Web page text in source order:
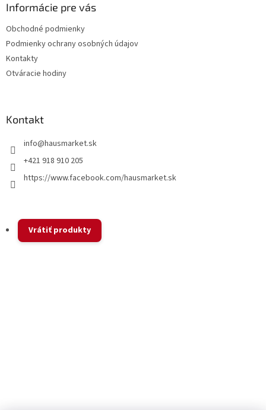
Informácie pre vás
Obchodné podmienky
Podmienky ochrany osobných údajov
Kontakty
Otváracie hodiny
Kontakt
info@hausmarket.sk
+421 918 910 205
https://www.facebook.com/hausmarket.sk
Vrátiť produkty